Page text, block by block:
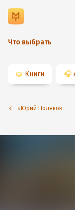
Что выбрать
📖 Книги 🎧
⭐️Юрий Поляков